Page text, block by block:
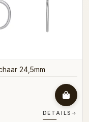
24,5mm
DÉTAILS →